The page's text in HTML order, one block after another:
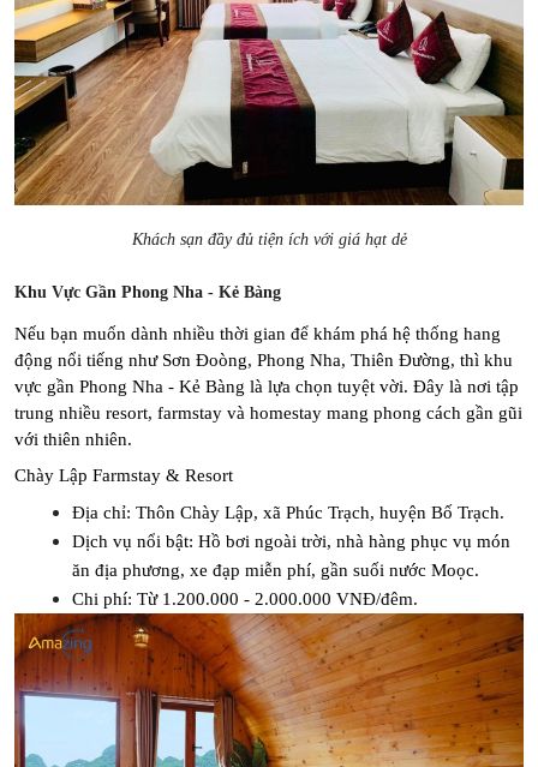
Khách sạn đầy đủ tiện ích với giá hạt dẻ
Khu Vực Gần Phong Nha - Kẻ Bàng
Nếu bạn muốn dành nhiều thời gian để khám phá hệ thống hang
động nổi tiếng như Sơn Đoòng, Phong Nha, Thiên Đường, thì khu
vực gần Phong Nha - Kẻ Bàng là lựa chọn tuyệt vời. Đây là nơi tập
trung nhiều resort, farmstay và homestay mang phong cách gần gũi
với thiên nhiên.
Chày Lập Farmstay & Resort
Địa chỉ: Thôn Chày Lập, xã Phúc Trạch, huyện Bố Trạch.
Dịch vụ nổi bật: Hồ bơi ngoài trời, nhà hàng phục vụ món
ăn địa phương, xe đạp miễn phí, gần suối nước Moọc.
Chi phí: Từ 1.200.000 - 2.000.000 VNĐ/đêm.